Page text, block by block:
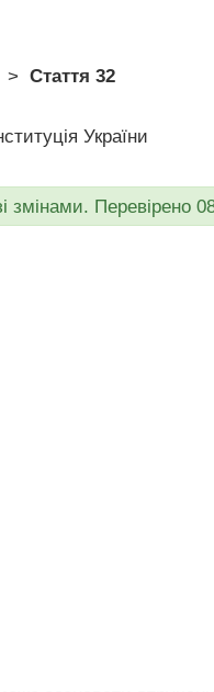
> Стаття 32
України
змінами. Перевірено